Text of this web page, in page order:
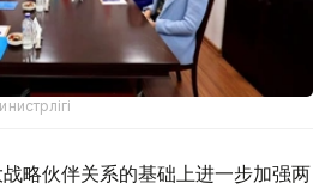
略伙伴关系的基础上进一步加强两